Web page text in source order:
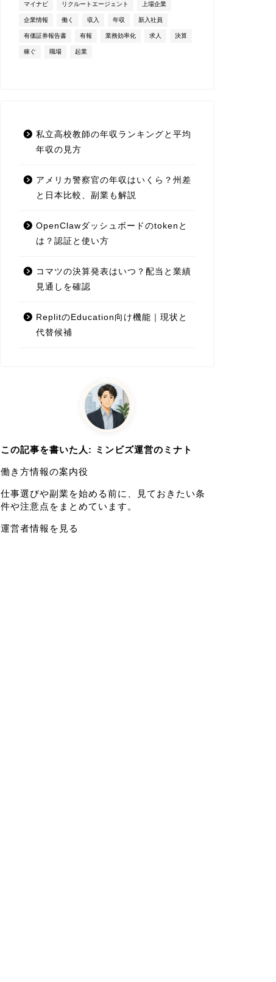
マイナビ リクルートエージェント 上場企業
企業情報 働く 収入 年収 新入社員
有価証券報告書 有報 業務効率化 求人 決算
稼ぐ 職場 起業
私立高校教師の年収ランキングと平均
年収の見方
アメリカ警察官の年収はいくら？州差
と日本比較、副業も解説
OpenClawダッシュボードのtokenと
は？認証と使い方
コマツの決算発表はいつ？配当と業績
見通しを確認
ReplitのEducation向け機能｜現状と
代替候補
この記事を書いた人: ミンビズ運営のミナト
働き方情報の案内役
仕事選びや副業を始める前に、見ておきたい条
件や注意点をまとめています。
運営者情報を見る